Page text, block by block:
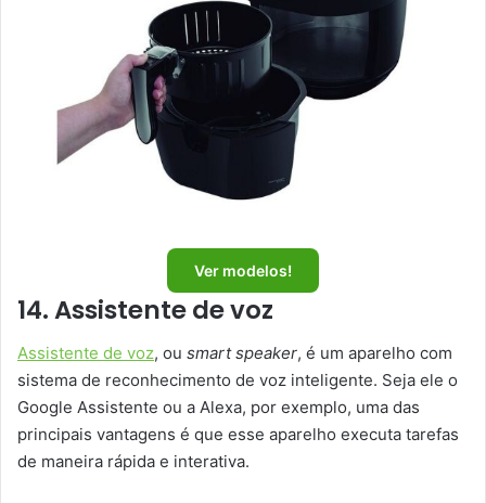
Ver modelos!
14. Assistente de voz
Assistente de voz, ou smart speaker, é um aparelho com
sistema de reconhecimento de voz inteligente. Seja ele o
Google Assistente ou a Alexa, por exemplo, uma das
principais vantagens é que esse aparelho executa tarefas
de maneira rápida e interativa.